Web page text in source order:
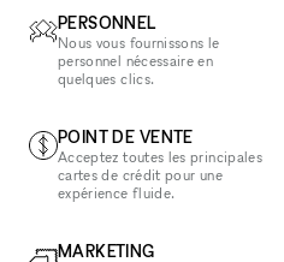
PERSONNEL
Nous vous fournissons le
personnel nécessaire en
quelques clics.
POINT DE VENTE
Acceptez toutes les principales
cartes de crédit pour une
expérience fluide.
MARKETING